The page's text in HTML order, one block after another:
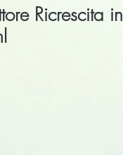
Ricrescita in